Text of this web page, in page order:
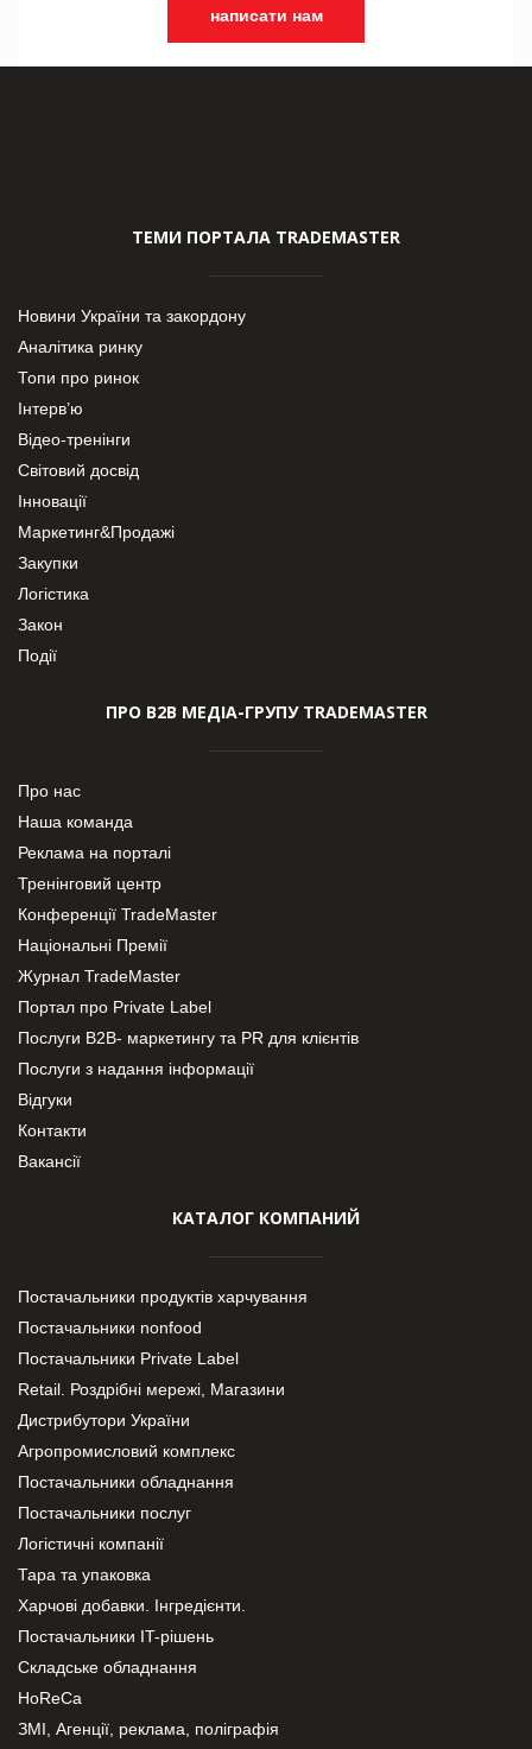
написати нам
ТЕМИ ПОРТАЛА TRADEMASTER
Новини України та закордону
Аналітика ринку
Топи про ринок
Інтерв’ю
Відео-тренінги
Світовий досвід
Інновації
Маркетинг&Продажі
Закупки
Логістика
Закон
Події
ПРО В2В МЕДІА-ГРУПУ TRADEMASTER
Про нас
Наша команда
Реклама на порталі
Тренінговий центр
Конференції TradeMaster
Національні Премії
Журнал TradeMaster
Портал про Private Label
Послуги В2В- маркетингу та PR для клієнтів
Послуги з надання інформації
Відгуки
Контакти
Вакансії
КАТАЛОГ КОМПАНИЙ
Постачальники продуктів харчування
Постачальники nonfood
Постачальники Private Label
Retail. Роздрібні мережі, Магазини
Дистрибутори України
Агропромисловий комплекс
Постачальники обладнання
Постачальники послуг
Логістичні компанії
Тара та упаковка
Харчові добавки. Інгредієнти.
Постачальники IT-рішень
Складське обладнання
HoReCa
ЗМІ, Агенції, реклама, поліграфія